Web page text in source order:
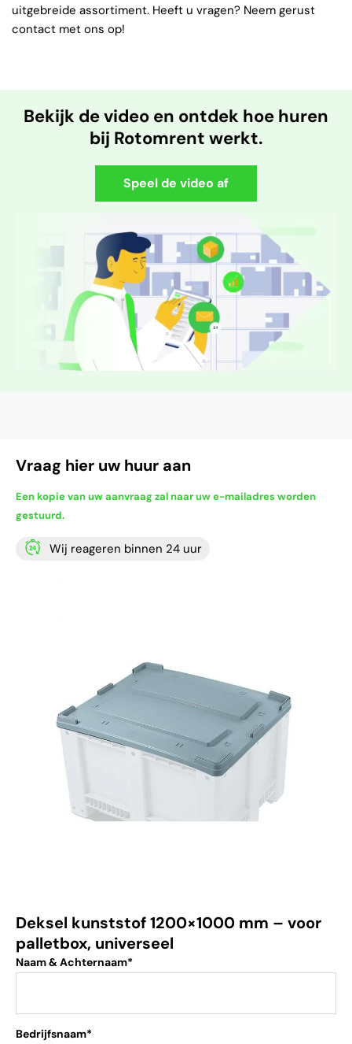
uitgebreide assortiment. Heeft u vragen? Neem gerust
contact met ons op!
Bekijk de video en ontdek hoe huren
bij Rotomrent werkt.
Speel de video af
Vraag hier uw huur aan
Een kopie van uw aanvraag zal naar uw e-mailadres worden
gestuurd.
Wij reageren binnen 24 uur
Deksel kunststof 1200×1000 mm – voor
palletbox, universeel
Naam & Achternaam*
Bedrijfsnaam*